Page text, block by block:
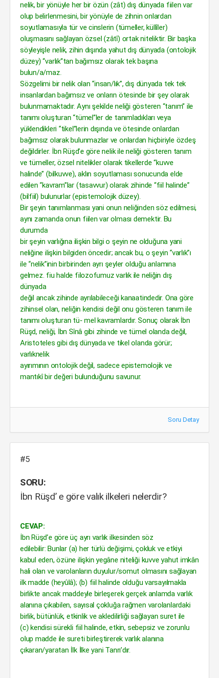
nelik, bir yönüyle her bir özün (zât) dış dünyada fiilen var
olup belirlenmesini, bir yönüyle de zihnin onlardan
soyutlamasıyla tür ve cinslerin (tümeller, küllîler)
oluşmasını sağlayan özsel (zâtî) ortak niteliktir. Bir başka
söyleyişle nelik, zihin dışında yahut dış dünyada (ontolojik
düzey) “varlık”tan bağımsız olarak tek başına
bulun/a/maz.
Sözgelimi bir nelik olan “insan/lık”, dış dünyada tek tek
insanlardan bağımsız ve onların ötesinde bir şey olarak
bulunmamaktadır. Aynı şekilde neliği gösteren “tanım” ile
tanımı oluşturan “tümel”ler de tanımladıkları veya
yüklendikleri “tikel”lerin dışında ve ötesinde onlardan
bağımsız olarak bulunmazlar ve onlardan hiçbiriyle özdeş
değildirler. İbn Rüşd’e göre nelik ile neliği gösteren tanım
ve tümeller, özsel nitelikler olarak tikellerde “kuvve
halinde” (bilkuvve), aklın soyutlaması sonucunda elde
edilen “kavram”lar (tasavvur) olarak zihinde “fiil halinde”
(bilfiil) bulunurlar (epistemolojik düzey).
Bir şeyin tanımlanması yani onun neliğinden söz edilmesi,
aynı zamanda onun fiilen var olması demektir. Bu
durumda
bir şeyin varlığına ilişkin bilgi o şeyin ne olduğuna yani
neliğine ilişkin bilgiden öncedir; ancak bu, o şeyin “varlık”ı
ile “nelik”inin birbirinden ayrı şeyler olduğu anlamına
gelmez. fiu halde filozofumuz varlık ile neliğin dış
dünyada
değil ancak zihinde ayrılabileceği kanaatindedir. Ona göre
zihinsel olan, neliğin kendisi değil onu gösteren tanım ile
tanımı oluşturan tü- mel kavramlardır. Sonuç olarak İbn
Rüşd, neliği, İbn Sînâ gibi zihinde ve tümel olanda değil,
Aristoteles gibi dış dünyada ve tikel olanda görür;
varlıknelik
ayırımının ontolojik değil, sadece epistemolojik ve
mantıkî bir değeri bulunduğunu savunur.
Soru Detay
#5
SORU:
İbn Rüşd’ e göre valık ilkeleri nelerdir?
CEVAP:
İbn Rüşd’e göre üç ayrı varlık ilkesinden söz
edilebilir: Bunlar (a) her türlü değişimi, çokluk ve etkiyi
kabul eden, özüne ilişkin yegâne niteliği kuvve yahut imkân
hali olan ve varolanların duyulur/somut olmasını sağlayan
ilk madde (heyûlâ); (b) fiil halinde olduğu varsayılmakla
birlikte ancak maddeyle birleşerek gerçek anlamda varlık
alanına çıkabilen, sayısal çokluğa rağmen varolanlardaki
birlik, bütünlük, etkinlik ve akledilirliği sağlayan suret ile
(c) kendisi sürekli fiil halinde, etkin, sebepsiz ve zorunlu
olup madde ile sureti birleştirerek varlık alanına
çıkaran/yaratan İlk İlke yani Tanrı’dır.